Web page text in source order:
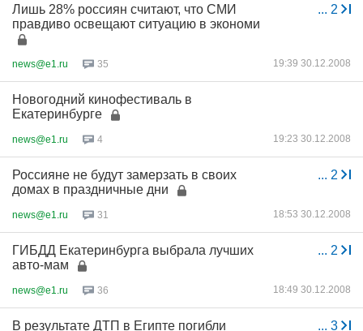
... 2
Лишь 28% россиян считают, что СМИ
правдиво освещают ситуацию в экономи
news@e1.ru 35 19:39 30.12.2008
Новогодний кинофестиваль в
Екатеринбурге
news@e1.ru 4 19:23 30.12.2008
... 2
Россияне не будут замерзать в своих
домах в праздничные дни
news@e1.ru 31 18:53 30.12.2008
... 2
ГИБДД Екатеринбурга выбрала лучших
авто-мам
news@e1.ru 36 18:49 30.12.2008
... 3
В результате ДТП в Египте погибли